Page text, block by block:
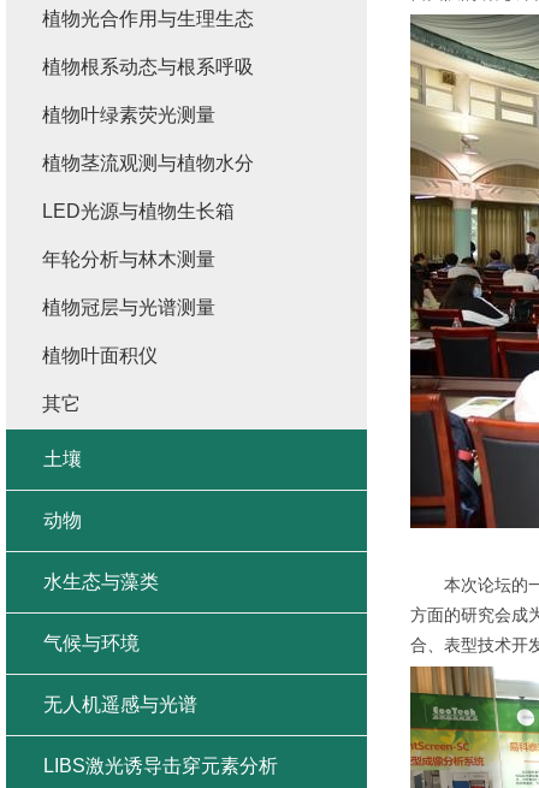
本次论坛的
方面的研究会成
合、表型技术开
植物光合作用与生理生态
植物根系动态与根系呼吸
植物叶绿素荧光测量
植物茎流观测与植物水分
LED光源与植物生长箱
年轮分析与林木测量
植物冠层与光谱测量
植物叶面积仪
其它
土壤
动物
水生态与藻类
气候与环境
无人机遥感与光谱
LIBS激光诱导击穿元素分析